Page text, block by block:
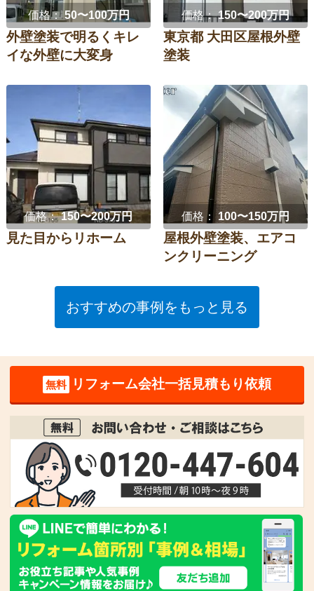
価格：50〜100万円
外壁塗装で明るくキレ
イな外壁に大変身
価格：150〜200万円
東京都 大田区屋根外壁
塗装
価格：150〜200万円
見た目からリホーム
価格： 100〜150万円
屋根外壁塗装、エアコ
ンクリーニング
おすすめの事例をもっと見る
無料 リフォーム会社一括見積もり依頼